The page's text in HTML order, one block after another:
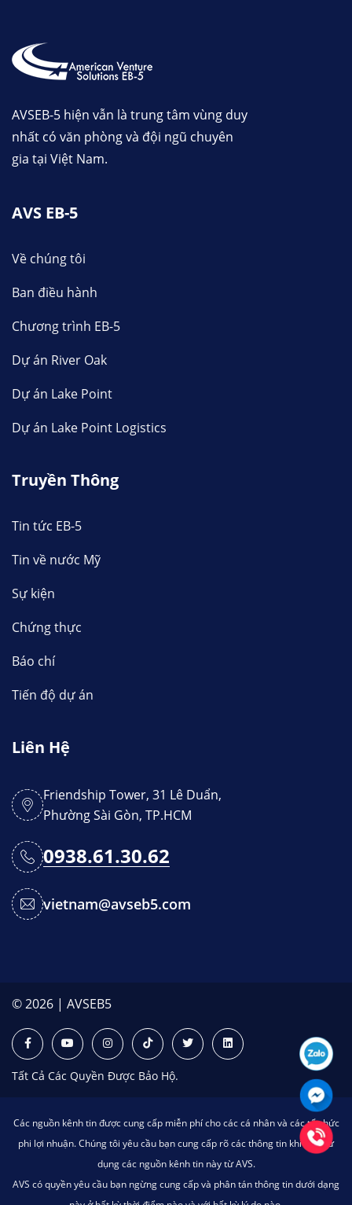
AVSEB-5 hiện vẫn là trung tâm vùng duy
nhất có văn phòng và đội ngũ chuyên
gia tại Việt Nam.
AVS EB-5
Về chúng tôi
Ban điều hành
Chương trình EB-5
Dự án River Oak
Dự án Lake Point
Dự án Lake Point Logistics
Truyền Thông
Tin tức EB-5
Tin về nước Mỹ
Sự kiện
Chứng thực
Báo chí
Tiến độ dự án
Liên Hệ
Friendship Tower, 31 Lê Duẩn,
Phường Sài Gòn, TP.HCM
0938.61.30.62
vietnam@avseb5.com
© 2026 | AVSEB5
Tất Cả Các Quyền Được Bảo Hộ.
Các nguồn kênh tin được cung cấp miễn phí cho các cá nhân và các tổ chức
phi lợi nhuận. Chúng tôi yêu cầu bạn cung cấp rõ các thông tin khi bạn sử
dụng các nguồn kênh tin này từ AVS.
AVS có quyền yêu cầu bạn ngừng cung cấp và phân tán thông tin dưới dạng